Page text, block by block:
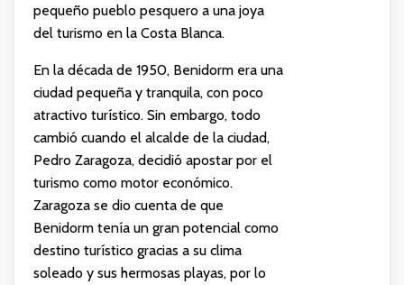
pequeño pueblo pesquero a una joya
del turismo en la Costa Blanca.
En la década de 1950, Benidorm era una
ciudad pequeña y tranquila, con poco
atractivo turístico. Sin embargo, todo
cambió cuando el alcalde de la ciudad,
Pedro Zaragoza, decidió apostar por el
turismo como motor económico.
Zaragoza se dio cuenta de que
Benidorm tenía un gran potencial como
destino turístico gracias a su clima
soleado y sus hermosas playas, por lo